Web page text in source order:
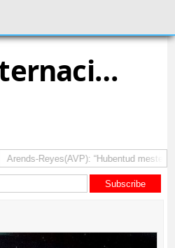
Internacional
Arends-Reyes(AVP): “Hubentud mester
Subscribe